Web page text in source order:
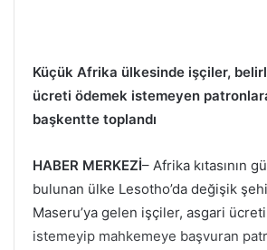
Küçük Afrika ülkesinde işçiler,
ücreti ödemek istemeyen
başkentte toplandı
HABER MERKEZİ– Afrika kıtasının
bulunan ülke Lesotho’da değişik
Maseru’ya gelen işçiler, asgari
istemeyip mahkemeye başvuran